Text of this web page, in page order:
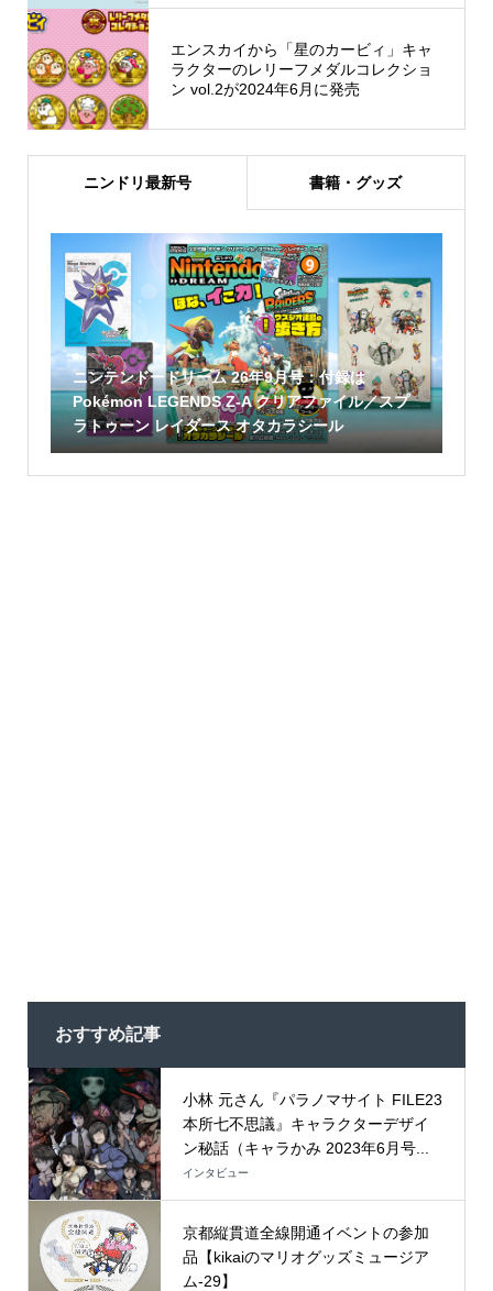
エンスカイから「星のカービィ」キャ
ラクターのレリーフメダルコレクショ
ン vol.2が2024年6月に発売
ニンドリ最新号 書籍・グッズ
ニンテンドードリーム 26年9月号：付録は
Pokémon LEGENDS Z-A クリアファイル／スプ
ラトゥーン レイダース オタカラシール
おすすめ記事
小林 元さん『パラノマサイト FILE23
本所七不思議』キャラクターデザイ
ン秘話（キャラかみ 2023年6月号...
インタビュー
京都縦貫道全線開通イベントの参加
品【kikaiのマリオグッズミュージア
ム-29】